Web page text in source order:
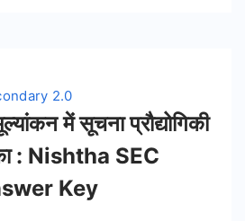
2.0
में सूचना प्रौद्योगिकी
: Nishtha SEC
Key